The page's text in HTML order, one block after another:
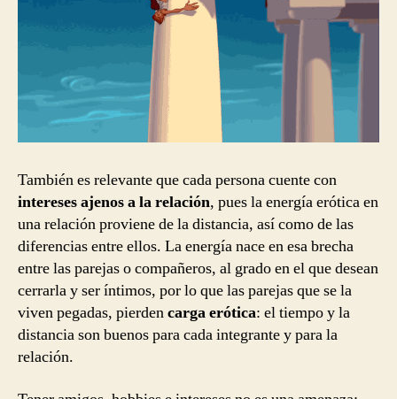
También es relevante que cada persona cuente con
intereses ajenos a la relación, pues la energía erótica en
una relación proviene de la distancia, así como de las
diferencias entre ellos. La energía nace en esa brecha
entre las parejas o compañeros, al grado en el que desean
cerrarla y ser íntimos, por lo que las parejas que se la
viven pegadas, pierdencarga erótica: el tiempo y la
distancia son buenos para cada integrante y para la
relación.